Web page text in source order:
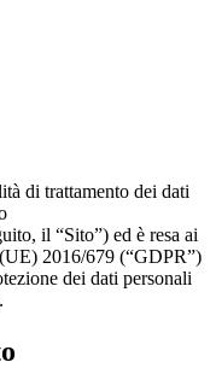
di trattamento dei dati
il “Sito”) ed è resa ai
2016/679 (“GDPR”)
dei dati personali